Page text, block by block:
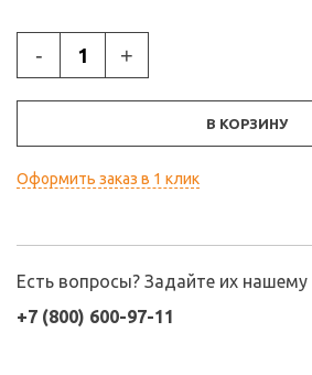
- +
В КОРЗИНУ
Оформить заказ в 1 клик
Есть вопросы? Задайте их
+7 (800) 600-97-11